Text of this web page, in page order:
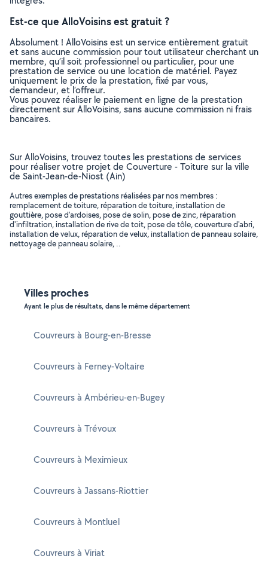
Est-ce que AlloVoisins est gratuit ?
Absolument ! AlloVoisins est un service entièrement gratuit
et sans aucune commission pour tout utilisateur cherchant un
membre, qu’il soit professionnel ou particulier, pour une
prestation de service ou une location de matériel. Payez
uniquement le prix de la prestation, fixé par vous,
demandeur, et l’offreur.
Vous pouvez réaliser le paiement en ligne de la prestation
directement sur AlloVoisins, sans aucune commission ni frais
bancaires.
Sur AlloVoisins, trouvez toutes les prestations de services
pour réaliser votre projet de Couverture - Toiture sur la ville
de Saint-Jean-de-Niost (Ain)
Autres exemples de prestations réalisées par nos membres :
remplacement de toiture, réparation de toiture, installation de
gouttière, pose d'ardoises, pose de solin, pose de zinc, réparation
d'infiltration, installation de rive de toit, pose de tôle, couverture d'abri,
installation de velux, réparation de velux, installation de panneau solaire,
nettoyage de panneau solaire, ..
Villes proches
Ayant le plus de résultats, dans le même département
Couvreurs à Bourg-en-Bresse
Couvreurs à Ferney-Voltaire
Couvreurs à Ambérieu-en-Bugey
Couvreurs à Trévoux
Couvreurs à Meximieux
Couvreurs à Jassans-Riottier
Couvreurs à Montluel
Couvreurs à Viriat